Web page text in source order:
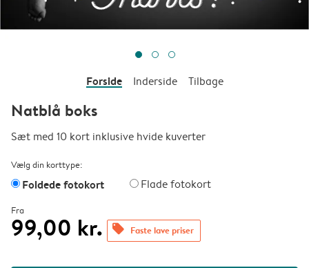
Forside Inderside Tilbage
Natblå boks
Sæt med 10 kort inklusive hvide kuverter
Vælg din korttype:
Foldede fotokort Flade fotokort
Fra
99,00 kr. offers Faste lave priser